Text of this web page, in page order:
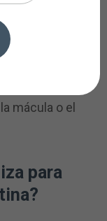
de zonas
mácula o el
para